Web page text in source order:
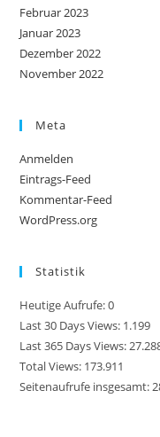
Februar 2023
Januar 2023
Dezember 2022
November 2022
Meta
Anmelden
Eintrags-Feed
Kommentar-Feed
WordPress.org
Statistik
Heutige Aufrufe:0
Last 30 Days Views: 1.199
Last 365 Days Views:
Total Views: 173.911
Seitenaufrufe insgesamt: